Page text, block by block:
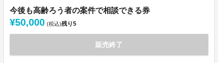
今後も高齢ろう者の案件で相談できる券
¥50,000 (税込)残り5
販売終了